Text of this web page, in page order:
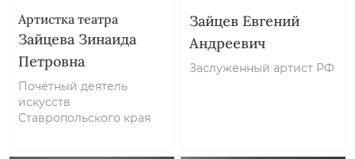
Артистка театра
Зайцева Зинаида
Петровна
Почётный деятель
искусств
Ставропольского края
Зайцев Евгений
Андреевич
Заслуженный артист РФ